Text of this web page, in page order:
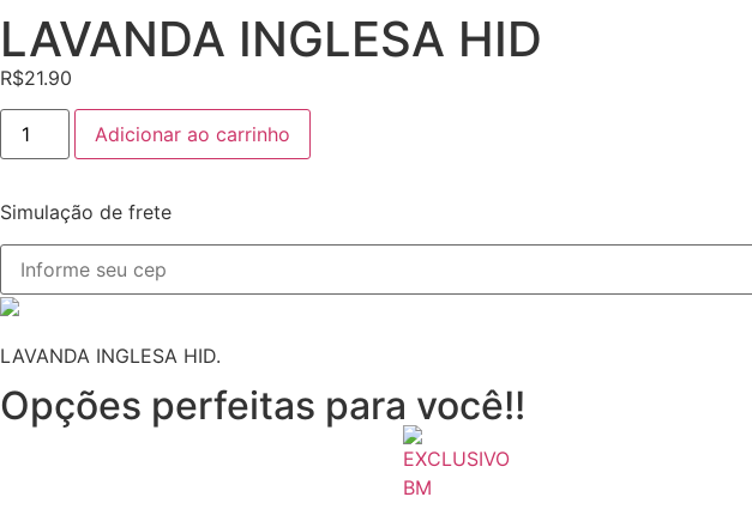
LAVANDA INGLESA HID
R$21.90
Adicionar ao carrinho
Simulação de frete
LAVANDA INGLESA HID.
Opções perfeitas para você!!